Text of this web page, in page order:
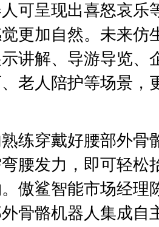
可呈现出喜怒哀乐
更加自然。未来仿
讲解、导游导览、
老人陪护等场景，
穿戴好腰部外骨
腰发力，即可轻松
傲鲨智能市场经理
骨骼机器人集成自